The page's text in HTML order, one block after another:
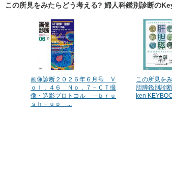
この所見をみたらどう考える? 婦人科鑑別診断の
画像診断２０２６年６月号 Ｖ
ｏｌ．４６ Ｎｏ．７－ＣＴ撮
像・造影プロトコル ―ｂｒｕ
ｓｈ－ｕｐ ...
この所見を
胆膵鑑別診
ken